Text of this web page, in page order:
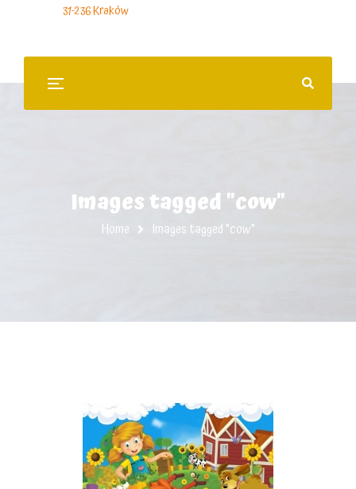
31-236 Kraków
Images tagged "cow"
Home Images tagged "cow"